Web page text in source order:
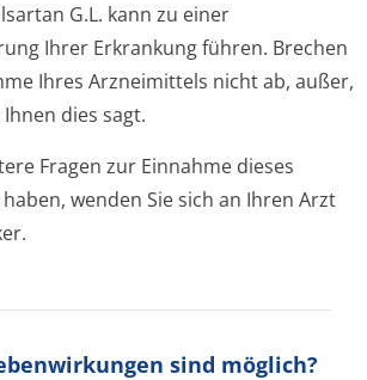
G.L. kann zu einer
Ihrer Erkrankung führen. Brechen
Ihres Arzneimittels nicht ab, außer,
dies sagt.
Fragen zur Einnahme dieses
wenden Sie sich an Ihren Arzt
sind möglich?